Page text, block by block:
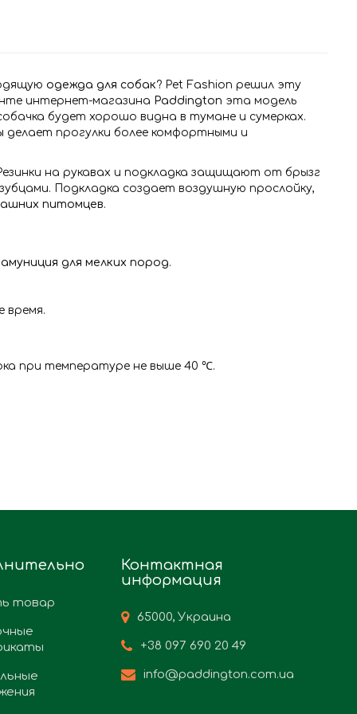
одежда для собак? Pet Fashion решил эту
интернет-магазина Paddington эта модель
будет хорошо видна в тумане и сумерках.
делает прогулки более комфортными и
на рукавах и подкладка защищают от брызг
Подкладка создает воздушную прослойку,
питомцев.
амуниция для мелких пород.
время.
при температуре не выше 40 ℃.
товар
Контактная
информация
65000, Украина
+38 097 690 20 49
info@paddington.com.ua